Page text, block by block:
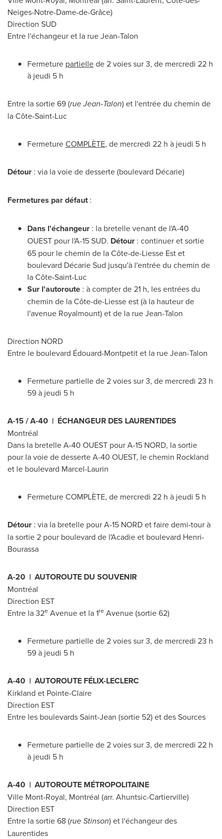
Neiges-Notre-Dame-de-Grâce)
Direction SUD
Entre l'échangeur et la rue Jean-Talon
Fermeture partiellede 2 voies sur 3, de mercredi 22 h
à jeudi 5 h
Entre la sortie 69 (rue Jean-Talon) et l'entrée du chemin de
la Côte-Saint-Luc
FermetureCOMPLÈTE, de mercredi 22 h à jeudi 5 h
Détour : via la voie de desserte (boulevard Décarie)
Fermetures par défaut:
Dans l'échangeur : la bretelle venant de l'A-40
OUEST pour l'A-15 SUD. Détour : continuer et sortie
65 pour le chemin de la Côte-de-Liesse Est et
boulevard Décarie Sud jusqu'à l'entrée du chemin de
la Côte-Saint-Luc
Sur l'autoroute : à compter de 21 h, les entrées du
chemin de la Côte-de-Liesse est (à la hauteur de
l'avenue Royalmount) et de la rue Jean-Talon
Direction NORD
Entre le boulevard Édouard-Montpetit et la rue Jean-Talon
Fermeture partielle de 2 voies sur 3, de mercredi 23 h
59 à jeudi 5 h
A-15 / A-40 | ÉCHANGEUR DES LAURENTIDES
Montréal
Dans la bretelle A-40 OUEST pour A-15 NORD, la sortie
pour la voie de desserte A-40 OUEST, le chemin Rockland
et le boulevard Marcel-Laurin
Fermeture COMPLÈTE, de mercredi 22 h à jeudi 5 h
Détour : via la bretelle pour A-15 NORD et faire demi-tour à
la sortie 2 pour boulevard de l'Acadie et boulevard Henri-
Bourassa
A-20 | AUTOROUTE DU SOUVENIR
Montréal
Direction EST
Entre la 32e Avenue et la 1re Avenue (sortie 62)
Fermeture partielle de 2 voies sur 3, de mercredi 23 h
59 à jeudi 5 h
A-40 | AUTOROUTE FÉLIX-LECLERC
Kirkland et Pointe-Claire
Direction EST
Entre les boulevards Saint-Jean (sortie 52) et des Sources
Fermeture partielle de 2 voies sur 3, de mercredi 22 h
à jeudi 5 h
A-40 | AUTOROUTE MÉTROPOLITAINE
Ville Mont-Royal, Montréal (arr. Ahuntsic-Cartierville)
Direction EST
Entre la sortie 68 (rue Stinson) et l'échangeur des
Laurentides